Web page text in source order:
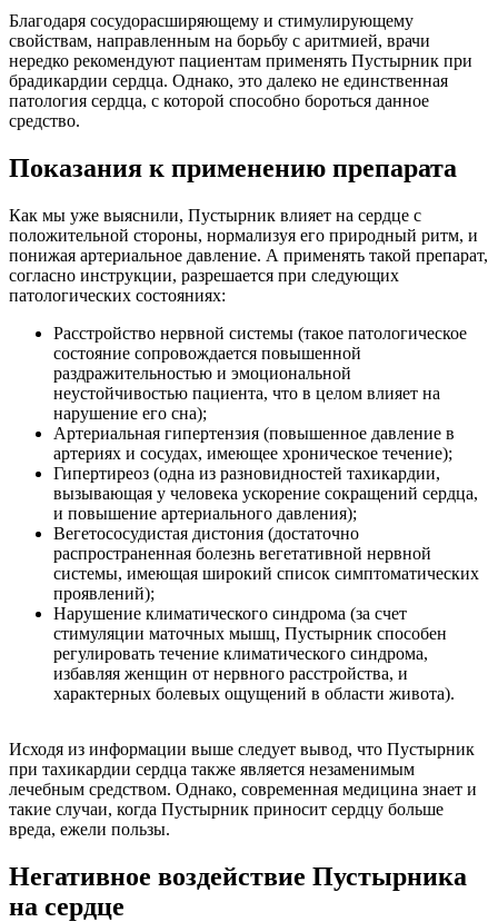
Благодаря сосудорасширяющему и стимулирующему
свойствам, направленным на борьбу с аритмией, врачи
нередко рекомендуют пациентам применять Пустырник при
брадикардии сердца. Однако, это далеко не единственная
патология сердца, с которой способно бороться данное
средство.
Показания к применению препарата
Как мы уже выяснили, Пустырник влияет на сердце с
положительной стороны, нормализуя его природный ритм, и
понижая артериальное давление. А применять такой препарат,
согласно инструкции, разрешается при следующих
патологических состояниях:
Расстройство нервной системы (такое патологическое
состояние сопровождается повышенной
раздражительностью и эмоциональной
неустойчивостью пациента, что в целом влияет на
нарушение его сна);
Артериальная гипертензия (повышенное давление в
артериях и сосудах, имеющее хроническое течение);
Гипертиреоз (одна из разновидностей тахикардии,
вызывающая у человека ускорение сокращений сердца,
и повышение артериального давления);
Вегетососудистая дистония (достаточно
распространенная болезнь вегетативной нервной
системы, имеющая широкий список симптоматических
проявлений);
Нарушение климатического синдрома (за счет
стимуляции маточных мышц, Пустырник способен
регулировать течение климатического синдрома,
избавляя женщин от нервного расстройства, и
характерных болевых ощущений в области живота).
Исходя из информации выше следует вывод, что Пустырник
при тахикардии сердца также является незаменимым
лечебным средством. Однако, современная медицина знает и
такие случаи, когда Пустырник приносит сердцу больше
вреда, ежели пользы.
Негативное воздействие Пустырника
на сердце